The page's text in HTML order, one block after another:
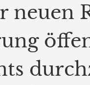
neuen